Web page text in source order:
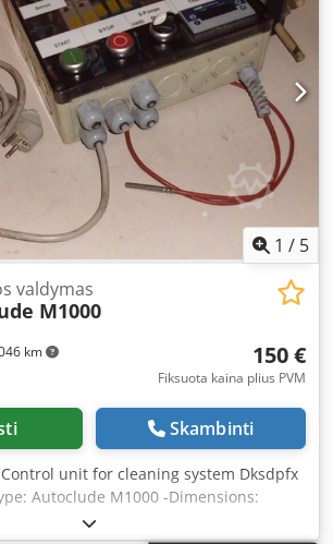
1 / 5
km
valdymas
M1000
150 €
Fiksuota kaina plius PVM
Skambinti
unit for cleaning system Dksdpfx
Autoclude M1000 -Dimensions:
-Weight: 4 kg